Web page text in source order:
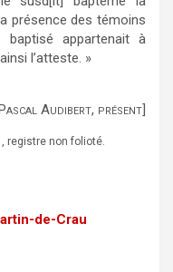
présence des témoins
baptisé appartenait à
l’atteste. »
Audibert, présent]
registre non folioté.
de-Crau